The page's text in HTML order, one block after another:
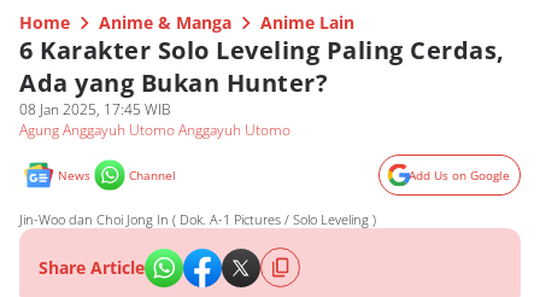
Home Anime & Manga Anime Lain
6 Karakter Solo Leveling Paling Cerdas,
Ada yang Bukan Hunter?
08 Jan 2025, 17:45 WIB
Agung Anggayuh Utomo Anggayuh Utomo
News Channel Add Us on Google
Jin-Woo dan Choi Jong In ( Dok. A-1 Pictures / Solo Leveling )
Share Article